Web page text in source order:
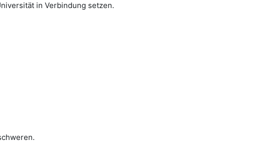
in Verbindung setzen.